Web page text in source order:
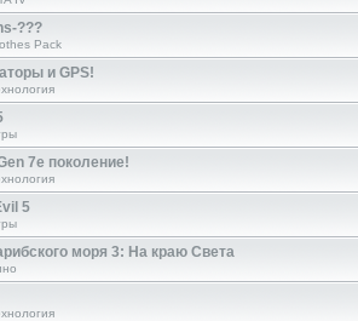
???
Pack
и GPS!
7е поколение!
5
моря 3: На краю Света